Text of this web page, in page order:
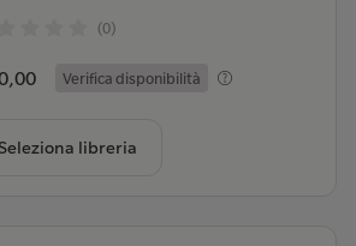
(0)
Verifica disponibilità
libreria